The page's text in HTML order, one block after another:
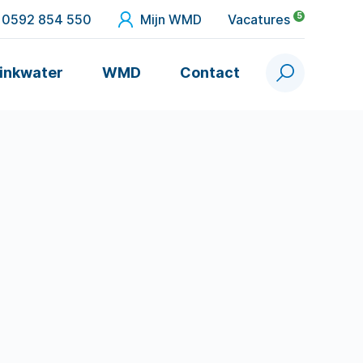
0592 854 550 Mijn WMD Vacatures 5
WMD Contact Zoek